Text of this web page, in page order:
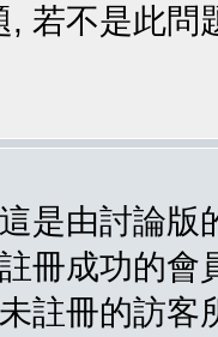
, 若不是此
是由討論
冊成功的
註冊的訪